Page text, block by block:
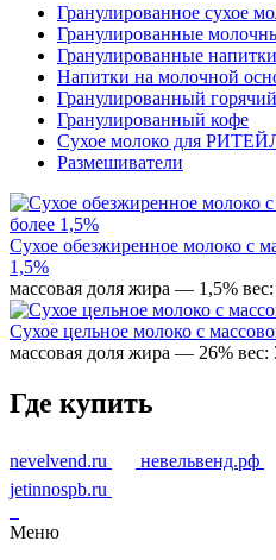
Гранулированное сухое
Гранулированные
Гранулированные
Напитки на молочной
Гранулированный
Гранулированный кофе
Сухое молоко для
Размешиватели
Сухое обезжиренное молоко с
1,5%
массовая доля жира — 1,5%
Сухое цельное молоко с
массовая доля жира — 26% вес:
Где купить
nevelvend.ru невельвенд.рф
jetinnospb.ru
Меню